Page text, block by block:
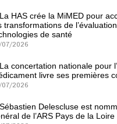
La HAS crée la MiMED pour
transformations de
de santé
2026
La concertation nationale pour
livre ses premières
2026
Sébastien Delescluse est
de l’ARS Pays de la Loire